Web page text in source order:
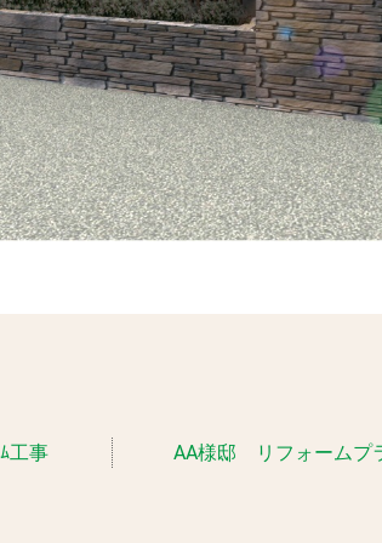
工事 AA様邸 リフォームプ